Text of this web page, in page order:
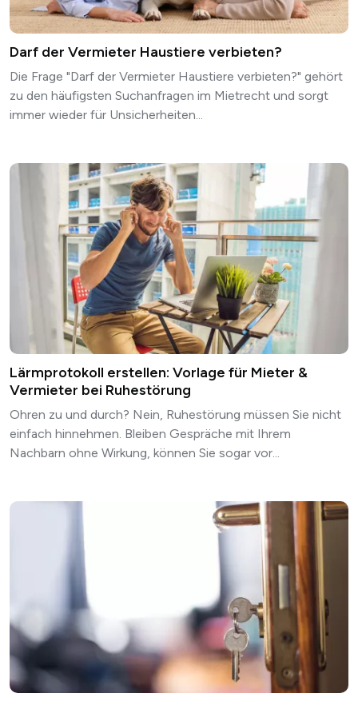
Darf der Vermieter Haustiere verbieten?
Die Frage "Darf der Vermieter Haustiere verbieten?" gehört
zu den häufigsten Suchanfragen im Mietrecht und sorgt
immer wieder für Unsicherheiten...
Lärmprotokoll erstellen: Vorlage für Mieter &
Vermieter bei Ruhestörung
Ohren zu und durch? Nein, Ruhestörung müssen Sie nicht
einfach hinnehmen. Bleiben Gespräche mit Ihrem
Nachbarn ohne Wirkung, können Sie sogar vor...